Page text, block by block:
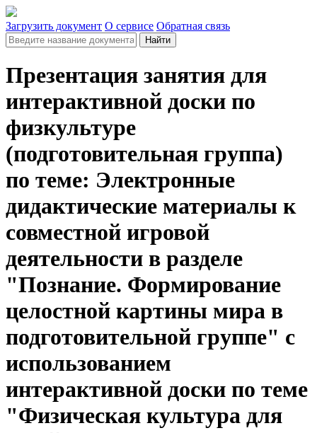
Загрузить документ О сервисе Обратная связь
Найти
Презентация занятия для
интерактивной доски по
физкультуре
(подготовительная группа)
по теме: Электронные
дидактические материалы к
совместной игровой
деятельности в разделе
"Познание. Формирование
целостной картины мира в
подготовительной группе" с
использованием
интерактивной доски по теме
"Физическая культура для